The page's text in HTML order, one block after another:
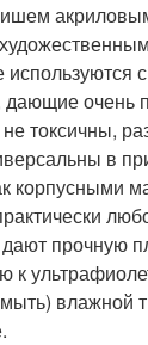
дающие очень
токсичны,
в
корпусными
прочную
к
влажной